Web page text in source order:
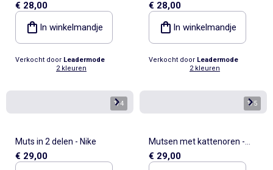
€ 28,00
In winkelmandje
Verkocht door Leadermode
2 kleuren
€ 28,00
In winkelmandje
Verkocht door Leadermode
2 kleuren
1/4
Muts in 2 delen - Nike
€ 29,00
1/5
Mutsen met kattenoren -
New Era
€ 29,00